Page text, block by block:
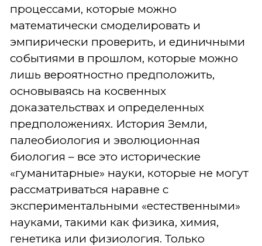
процессами, которые можно
математически смоделировать и
эмпирически проверить, и единичными
событиями в прошлом, которые можно
лишь вероятностно предположить,
основываясь на косвенных
доказательствах и определенных
предположениях. История Земли,
палеобиология и эволюционная
биология – все это исторические
«гуманитарные» науки, которые не могут
рассматриваться наравне с
экспериментальными «естественными»
науками, такими как физика, химия,
генетика или физиология. Только